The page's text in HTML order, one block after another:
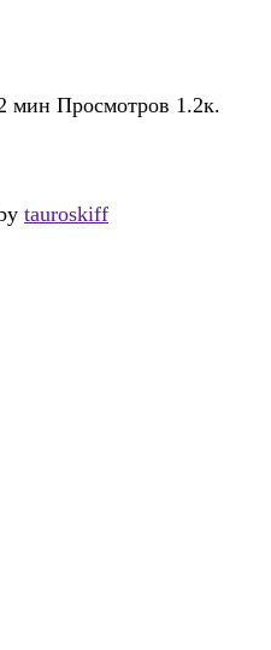
мин Просмотров 1.2к.
tauroskiff